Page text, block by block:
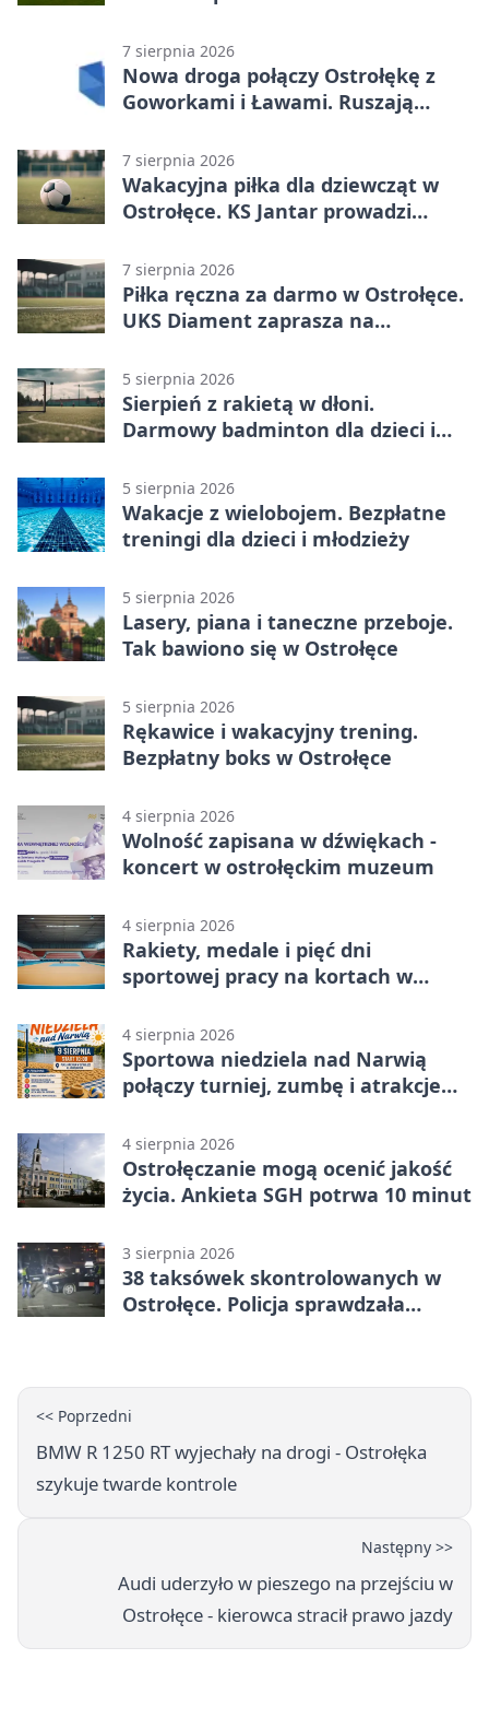
7 sierpnia 2026
Nowa droga połączy Ostrołękę z
Goworkami i Ławami. Ruszają
7 sierpnia 2026
Wakacyjna piłka dla dziewcząt w
Ostrołęce. KS Jantar prowadzi
7 sierpnia 2026
Piłka ręczna za darmo w Ostrołęce.
UKS Diament zaprasza na
5 sierpnia 2026
Sierpień z rakietą w dłoni.
Darmowy badminton dla dzieci i
5 sierpnia 2026
Wakacje z wielobojem. Bezpłatne
treningi dla dzieci i młodzieży
5 sierpnia 2026
Lasery, piana i taneczne przeboje.
Tak bawiono się w Ostrołęce
5 sierpnia 2026
Rękawice i wakacyjny trening.
Bezpłatny boks w Ostrołęce
4 sierpnia 2026
Wolność zapisana w dźwiękach -
koncert w ostrołęckim muzeum
4 sierpnia 2026
Rakiety, medale i pięć dni
sportowej pracy na kortach w
4 sierpnia 2026
Sportowa niedziela nad Narwią
połączy turniej, zumbę i atrakcje
4 sierpnia 2026
Ostrołęczanie mogą ocenić jakość
życia. Ankieta SGH potrwa 10 minut
3 sierpnia 2026
38 taksówek skontrolowanych w
Ostrołęce. Policja sprawdzała
<< Poprzedni
BMW R 1250 RT wyjechały na drogi - Ostrołęka
szykuje twarde kontrole
Następny >>
Audi uderzyło w pieszego na przejściu w
Ostrołęce - kierowca stracił prawo jazdy